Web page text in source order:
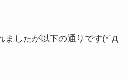
ましたが以下の通りです(*´Д